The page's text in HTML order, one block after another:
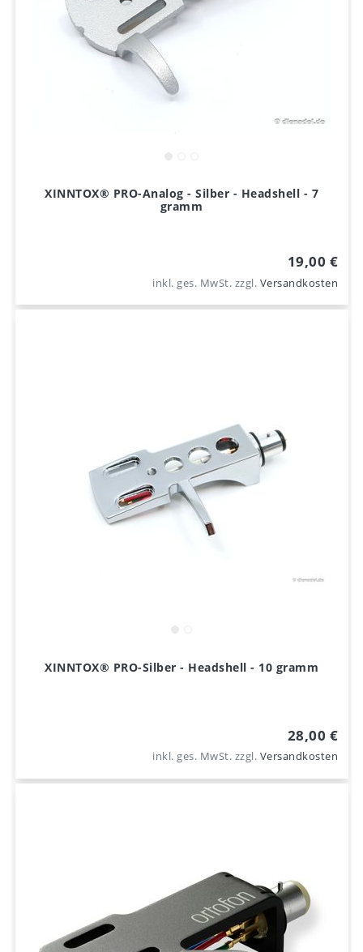
XINNTOX® PRO-Analog - Silber - Headshell - 7
gramm
19,00 €
inkl. ges. MwSt. zzgl. Versandkosten
XINNTOX® PRO-Silber - Headshell - 10 gramm
28,00 €
inkl. ges. MwSt. zzgl. Versandkosten